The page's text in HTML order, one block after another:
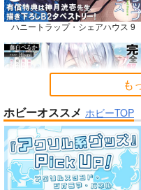
Fresh＆Smooth
ロイヤルマウンテン
770円（税込）
オリジナル
カート
嫌な
ンツ見
本14
アニ
787円
オリジ
No.10
ハニートラップ・シェアハウス 9
完全解呪のプリースト 2
も
ホビーオススメ ホビーTOP